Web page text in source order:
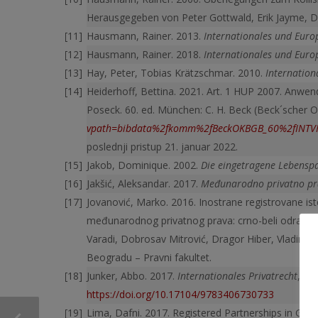
Herausgegeben von Peter Gottwald, Erik Jayme,
Hausmann, Rainer. 2013. Internationales und
Hausmann, Rainer. 2018. Internationales und
Hay, Peter, Tobias Krätzschmar. 2010.
Heiderhoff, Bettina. 2021. Art. 1 HUP 2007.
Poseck. 60. ed. München: C. H. Beck (Beck´scher
poslednji pristup 21. januar 2022.
Jakob, Dominique. 2002. Die eingetragene
Jakšić, Aleksandar. 2017. Međunarodno privatno
Jovanović, Marko. 2016. Inostrane registrovane
međunarodnog privatnog prava: crno-beli odraz
Varadi, Dobrosav Mi­trović, Dragor Hiber,
Beogradu – Pravni fakultet.
Junker, Abbo. 2017. Internationales Privatrecht, 2.
https://doi.org/10.17104/9783406730733
Lima, Dafni. 2017. Registered Partnerships in